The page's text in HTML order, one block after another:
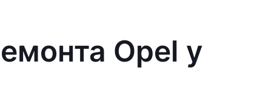
Opel у